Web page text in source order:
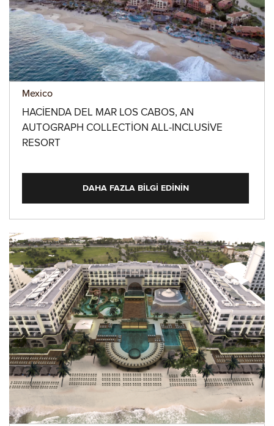
Mexico
HACIENDA DEL MAR LOS CABOS, AN
AUTOGRAPH COLLECTION ALL-INCLUSIVE
RESORT
DAHA FAZLA BILGI EDININ